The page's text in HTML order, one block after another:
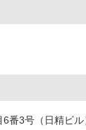
番3号（日精ビル